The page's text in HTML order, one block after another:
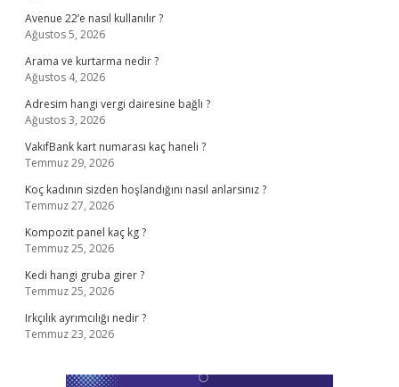
Avenue 22’e nasıl kullanılır ?
Ağustos 5, 2026
Arama ve kurtarma nedir ?
Ağustos 4, 2026
Adresim hangi vergi dairesine bağlı ?
Ağustos 3, 2026
VakıfBank kart numarası kaç haneli ?
Temmuz 29, 2026
Koç kadının sizden hoşlandığını nasıl anlarsınız ?
Temmuz 27, 2026
Kompozit panel kaç kg ?
Temmuz 25, 2026
Kedi hangi gruba girer ?
Temmuz 25, 2026
Irkçılık ayrımcılığı nedir ?
Temmuz 23, 2026